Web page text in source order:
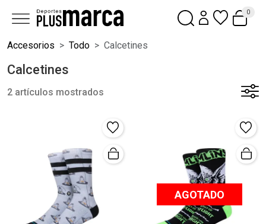
0
Accesorios Todo Calcetines
Calcetines
2 artículos mostrados
AGOTADO